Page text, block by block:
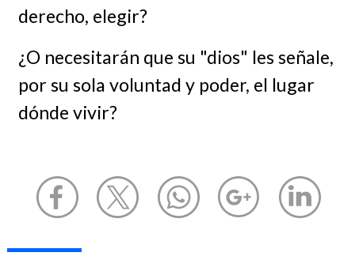
derecho, elegir?
¿O necesitarán que su "dios" les señale,
por su sola voluntad y poder, el lugar
dónde vivir?